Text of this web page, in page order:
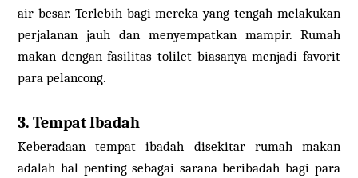
air besar. Terlebih bagi mereka yang tengah melakukan
perjalanan jauh dan menyempatkan mampir. Rumah
makan dengan fasilitas tolilet biasanya menjadi favorit
para pelancong.
3. Tempat Ibadah
Keberadaan tempat ibadah disekitar rumah makan
adalah hal penting sebagai sarana beribadah bagi para